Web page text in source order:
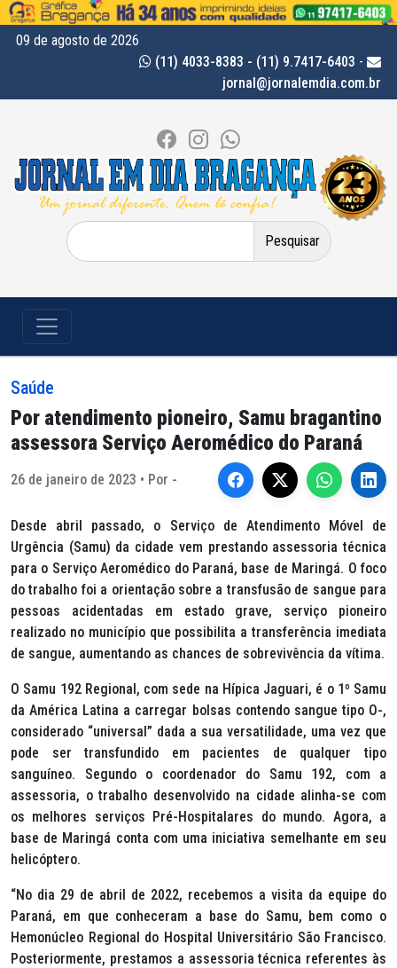
09 de agosto de 2026
(11) 4033-8383 - (11) 9.7417-6403 -
jornal@jornalemdia.com.br
Pesquisar
por:
Saúde
Por atendimento pioneiro, Samu bragantino
assessora Serviço Aeromédico do Paraná
26 de janeiro de 2023 • Por -
Desde abril passado, o Serviço de Atendimento Móvel de
Urgência (Samu) da cidade vem prestando assessoria técnica
para o Serviço Aeromédico do Paraná, base de Maringá. O foco
do trabalho foi a orientação sobre a transfusão de sangue para
pessoas acidentadas em estado grave, serviço pioneiro
realizado no município que possibilita a transferência imediata
de sangue, aumentando as chances de sobrevivência da vítima.
O Samu 192 Regional, com sede na Hípica Jaguari, é o 1º Samu
da América Latina a carregar bolsas contendo sangue tipo O-,
considerado “universal” dada a sua versatilidade, uma vez que
pode ser transfundido em pacientes de qualquer tipo
sanguíneo. Segundo o coordenador do Samu 192, com a
assessoria, o trabalho desenvolvido na cidade alinha-se com
os melhores serviços Pré-Hospitalares do mundo. Agora, a
base de Maringá conta com uma iniciativa semelhante em seu
helicóptero.
“No dia 29 de abril de 2022, recebemos a visita da equipe do
Paraná, em que conheceram a base do Samu, bem como o
Hemonúcleo Regional do Hospital Universitário São Francisco.
Posteriormente, prestamos a assessoria técnica referentes às